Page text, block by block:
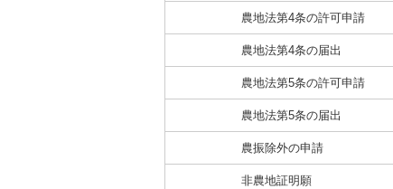
農地法第4条の許可申請
農地法第4条の届出
農地法第5条の許可申請
農地法第5条の届出
農振除外の申請
非農地証明願